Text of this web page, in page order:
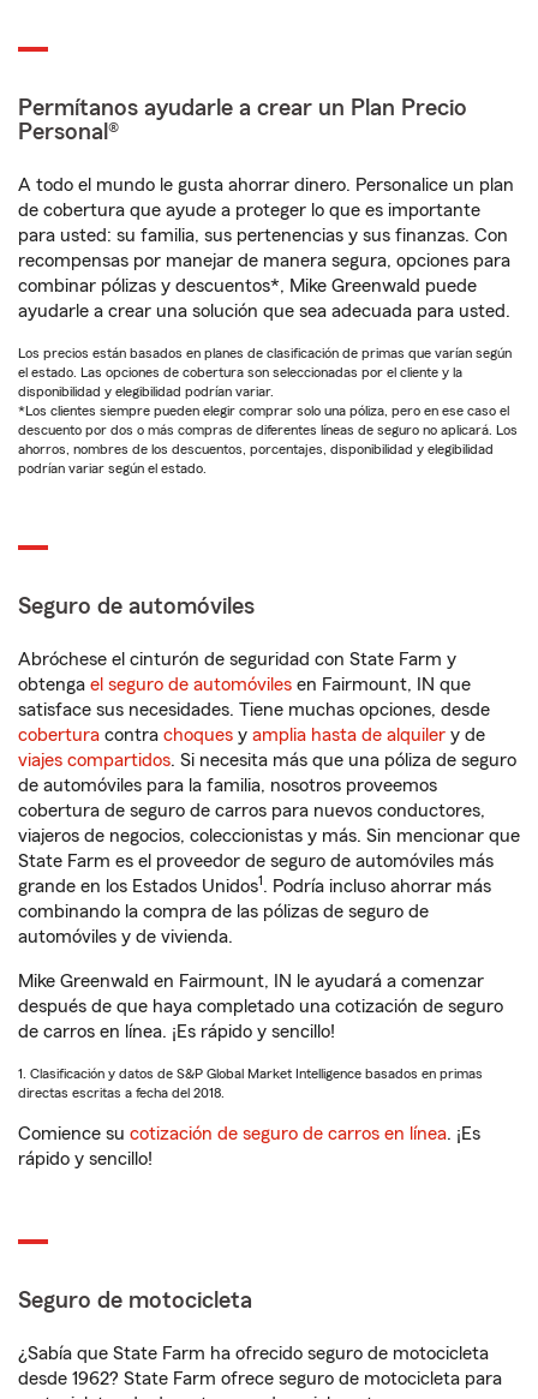
Permítanos ayudarle a crear un Plan Precio
Personal®
A todo el mundo le gusta ahorrar dinero. Personalice un plan
de cobertura que ayude a proteger lo que es importante
para usted: su familia, sus pertenencias y sus finanzas. Con
recompensas por manejar de manera segura, opciones para
combinar pólizas y descuentos*, Mike Greenwald puede
ayudarle a crear una solución que sea adecuada para usted.
Los precios están basados en planes de clasificación de primas que varían según
el estado. Las opciones de cobertura son seleccionadas por el cliente y la
disponibilidad y elegibilidad podrían variar.
*Los clientes siempre pueden elegir comprar solo una póliza, pero en ese caso el
descuento por dos o más compras de diferentes líneas de seguro no aplicará. Los
ahorros, nombres de los descuentos, porcentajes, disponibilidad y elegibilidad
podrían variar según el estado.
Seguro de automóviles
Abróchese el cinturón de seguridad con State Farm y
obtenga el seguro de automóviles en Fairmount, IN que
satisface sus necesidades. Tiene muchas opciones, desde
cobertura contra choques y amplia hasta de alquiler y de
viajes compartidos. Si necesita más que una póliza de seguro
de automóviles para la familia, nosotros proveemos
cobertura de seguro de carros para nuevos conductores,
viajeros de negocios, coleccionistas y más. Sin mencionar que
State Farm es el proveedor de seguro de automóviles más
grande en los Estados Unidos1. Podría incluso ahorrar más
combinando la compra de las pólizas de seguro de
automóviles y de vivienda.
Mike Greenwald en Fairmount, IN le ayudará a comenzar
después de que haya completado una cotización de seguro
de carros en línea. ¡Es rápido y sencillo!
1. Clasificación y datos de S&P Global Market Intelligence basados en primas
directas escritas a fecha del 2018.
Comience su cotización de seguro de carros en línea. ¡Es
rápido y sencillo!
Seguro de motocicleta
¿Sabía que State Farm ha ofrecido seguro de motocicleta
desde 1962? State Farm ofrece seguro de motocicleta para